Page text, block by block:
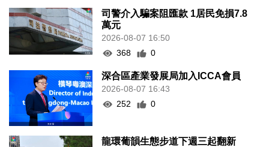
司警介入騙案阻匯款 1居民免損7.8
萬元
2026-08-07 16:50
368
0
深合區產業發展局加入ICCA會員
2026-08-07 16:43
252
0
龍環葡韻生態步道下週三起翻新